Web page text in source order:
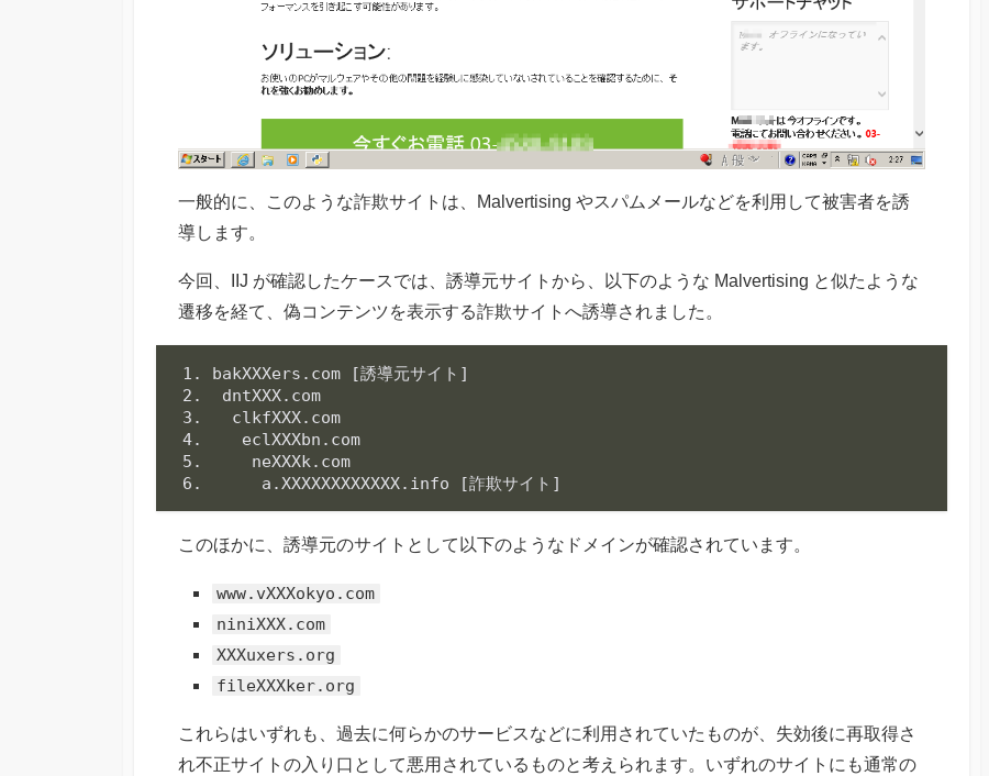
一般的に、このような詐欺サイトは、Malvertising やスパムメールなどを利用して被害者を誘
導します。
今回、IIJ が確認したケースでは、誘導元サイトから、以下のような Malvertising と似たような
遷移を経て、偽コンテンツを表示する詐欺サイトへ誘導されました。
1. bakXXXers.com [誘導元サイト]
2.  dntXXX.com
3.   clkfXXX.com
4.    eclXXXbn.com
5.     neXXXk.com
6.      a.XXXXXXXXXXXX.info [詐欺サイト]
このほかに、誘導元のサイトとして以下のようなドメインが確認されています。
www.vXXXokyo.com
niniXXX.com
XXXuxers.org
fileXXXker.org
これらはいずれも、過去に何らかのサービスなどに利用されていたものが、失効後に再取得さ
れ不正サイトの入り口として悪用されているものと考えられます。いずれのサイトにも通常の